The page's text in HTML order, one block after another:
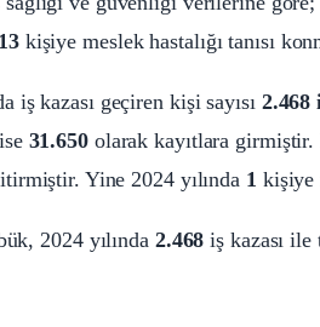
13kişiye meslek hastalığı tanısı
iş kazası geçiren kişi sayısı 2.468
31.650olarak kayıtlara
Yine 2024 yılında 1 kişiye
2024 yılında 2.468 iş kazası ile